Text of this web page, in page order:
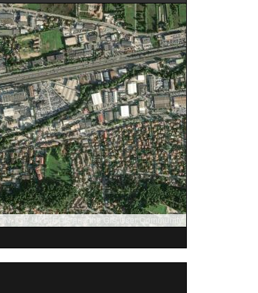
IGP, UPR-EGP, and the GIS User Community